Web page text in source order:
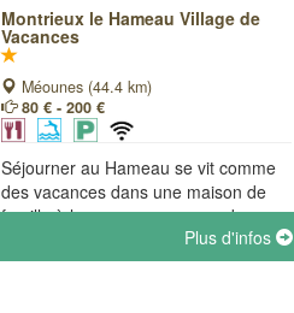
Montrieux le Hameau Village de
Vacances
Méounes (44.4 km)
80 € - 200 €
Séjourner au Hameau se vit comme
des vacances dans une maison de
famille à la campagne, une auberge
rurale. Confort et simplicité, charme
et authenticité, partage et convivialité.
Plus d'infos